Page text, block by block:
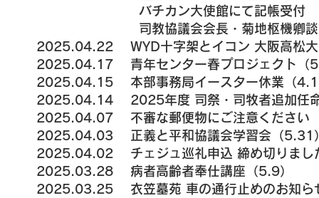
バチカン大使館にて記帳受付
司教協議会会長・菊地枢機卿談
2025.04.22 WYD十字架とイコン 大阪高松
2025.04.17 青年センター春プロジェクト
2025.04.15 本部事務局イースター休業（
2025.04.14 2025年度 司祭・司牧者追加任
2025.04.07 不審な郵便物にご注意ください
2025.04.03 正義と平和協議会学習会（5.31
2025.04.02 チェジュ巡礼申込 締め切りまし
2025.03.28 病者高齢者奉仕講座（5.9）
2025.03.25 衣笠墓苑 車の通行止めのお知ら